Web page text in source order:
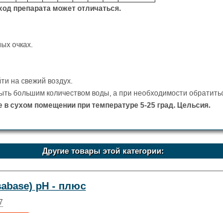
препарата может отличаться.
очках.
на свежий воздух.
большим количеством воды, а при необходимости
в сухом помещении при температуре 5-25 град. Цельсия.
Другие товары этой категории:
pH - плюс